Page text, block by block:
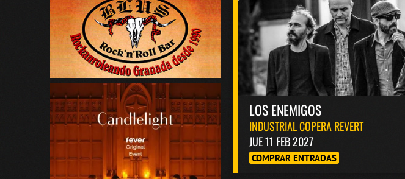
LOS ENEMIGOS
INDUSTRIAL COPERA REVERT
JUE 11 FEB 2027
COMPRAR ENTRADAS